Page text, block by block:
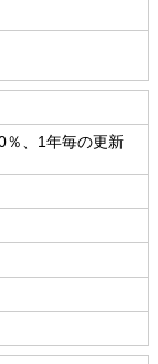
、1年毎の更新